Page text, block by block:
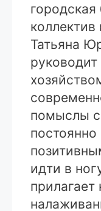
городская
коллектив
Татьяна
помыслы
идти в